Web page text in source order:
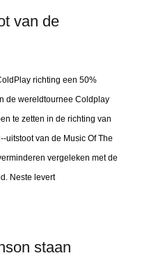
van de
richting een 50%
de wereldtournee Coldplay
te zetten in de richting van
uitstoot van de Music Of The
vergeleken met de
Neste levert
staan